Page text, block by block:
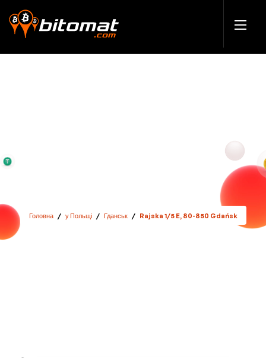
Головна / у Польщі / Гданськ / Rajska 1/5 E, 80-850 Gdańsk